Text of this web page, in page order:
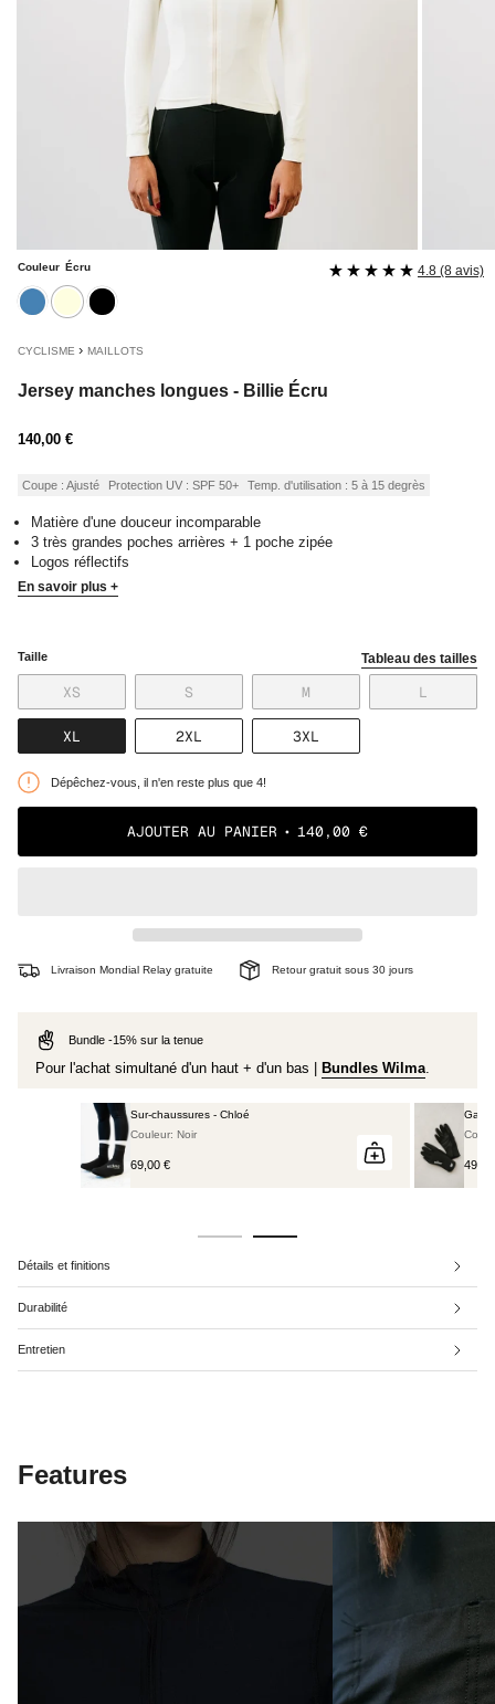
CYCLISME › MAILLOTS
Jersey manches longues - Billie Écru
4.8 (8 avis)
Prix
140,00 €
Coupe : Ajusté Protection UV : SPF 50+ Temp. d'utilisation : 5 à 15 degrès
Matière d'une douceur incomparable
3 très grandes poches arrières + 1 poche zipée
Logos réflectifs
En savoir plus +
Couleur Écru
bleu ecru noir
Taille Tableau des tailles
XS
ÉPUISÉE
S
ÉPUISÉE
OU
NON
M
ÉPUISÉE
OU
NON
L
ÉPUISÉE
XL
ÉPUISÉE
NON
DISPONIBLE
2XL
ÉPUISÉE
NON
DISPONIBLE
3XL
ÉPUISÉE
DISPONIBLE
Dépêchez-vous, il n'en reste plus que 4!
AJOUTER AU PANIER 140,00 €
Livraison Mondial Relay gratuite Retour gratuit sous 30 jours
Bundle -15% sur la tenue
Pour l'achat simultané d'un haut + d'un bas | Bundles Wilma
Gants hiver - Carla
Détails et finitions
Durabilité
Entretien
Features